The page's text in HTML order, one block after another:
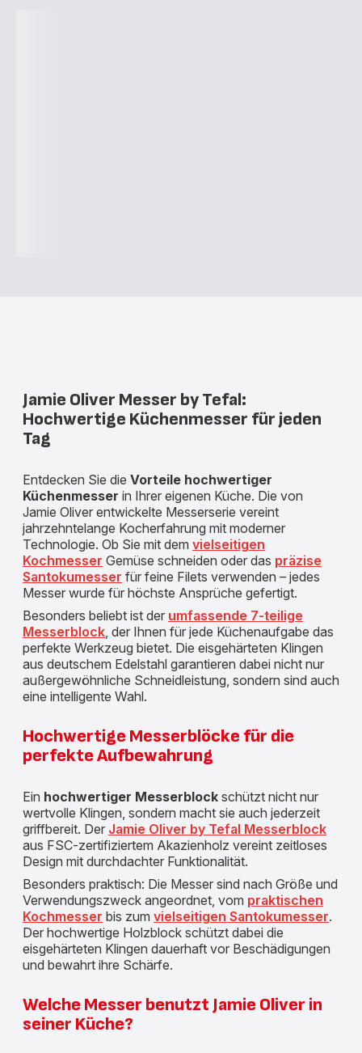
Jamie Oliver Messer by Tefal:
Hochwertige Küchenmesser für jeden
Tag
Entdecken Sie die Vorteile hochwertiger
Küchenmesser in Ihrer eigenen Küche. Die von
Jamie Oliver entwickelte Messerserie vereint
jahrzehntelange Kocherfahrung mit moderner
Technologie. Ob Sie mit dem vielseitigen
Kochmesser Gemüse schneiden oder das präzise
Santokumesser für feine Filets verwenden – jedes
Messer wurde für höchste Ansprüche gefertigt.
Besonders beliebt ist der umfassende 7-teilige
Messerblock , der Ihnen für jede Küchenaufgabe das
perfekte Werkzeug bietet. Die eisgehärteten Klingen
aus deutschem Edelstahl garantieren dabei nicht nur
außergewöhnliche Schneidleistung, sondern sind auch
eine intelligente Wahl.
Hochwertige Messerblöcke für die
perfekte Aufbewahrung
Ein hochwertiger Messerblock schützt nicht nur
wertvolle Klingen, sondern macht sie auch jederzeit
griffbereit. Der Jamie Oliver by Tefal Messerblock
aus FSC-zertifiziertem Akazienholz vereint zeitloses
Design mit durchdachter Funktionalität.
Besonders praktisch: Die Messer sind nach Größe und
Verwendungszweck angeordnet, vom praktischen
Kochmesser bis zum vielseitigen Santokumesser.
Der hochwertige Holzblock schützt dabei die
eisgehärteten Klingen dauerhaft vor Beschädigungen
und bewahrt ihre Schärfe.
Welche Messer benutzt Jamie Oliver in
seiner Küche?